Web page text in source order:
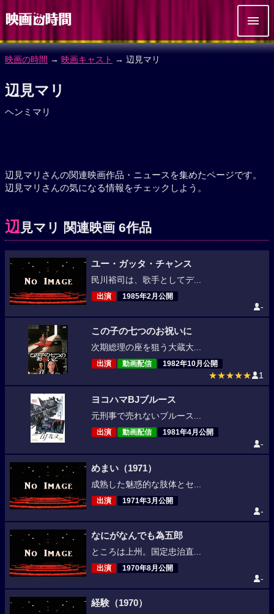
映画の時間 → 映画キャスト → 辺見マリ
辺見マリ
ヘンミマリ
辺見マリさんの関連映画作品・ニュースを集めたページです。
辺見マリさんの気になる情報をチェックしよう。
辺 見マリ 関連映画 6作品
ユー・ガッタ・チャンス
民川裕司は、歌手としてデ...
出演 1985年2月公開
-
この子の七つのお祝いに
次期総理の座を狙う大蔵大...
出演 動画配信 1982年10月公開
★★★★★ 1
ヨコハマBJブルース
元刑事で売れないブルース...
出演 動画配信 1981年4月公開
-
めまい（1971）
成熟した魅惑的な肢体とセ...
出演 1971年3月公開
-
なにがなんでも為五郎
ところは上州。国定忠治直...
出演 1970年8月公開
-
経験（1970）